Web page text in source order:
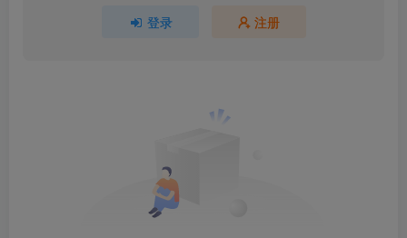
登录 注册